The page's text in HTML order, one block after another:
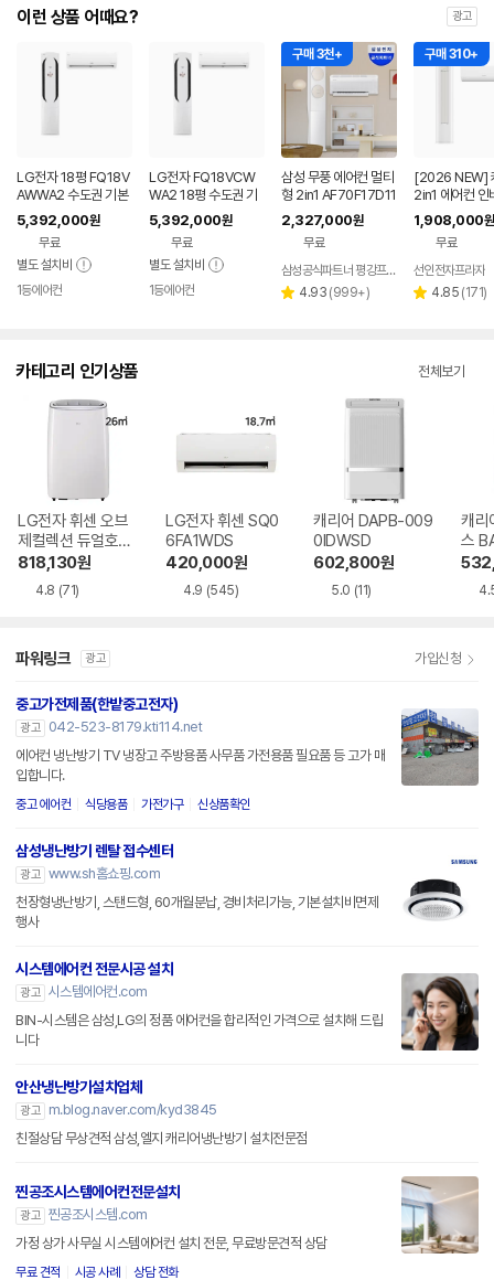
이런 상품 어때요? 광고
LG전자 18평 FQ18V
AWWA2 수도권 기본
설치 포함 투인원 에어
컨
5,392,000원
무료
별도 설치비
1등에어컨
LG전자 FQ18VCW
WA2 18평 수도권 기
본설치 포함 투인원 에
어컨
5,392,000원
무료
별도 설치비
1등에어컨
구매 3천+
삼성 무풍 에어컨 멀티
형 2in1 AF70F17D11
BRS 일반배관 전국,
기본설치비포함
2,327,000원
무료
삼성공식파트너 평강프라자
별 4.93 리
(999+)
구매 310+
[2026 NEW]
2in1 에어컨 인
등급 멀티형
+6평 투인원
치비포함
1,908,000원
무료
선인전자프라자
별 4.85 리
(171)
카테고리 인기상품 전체보기
LG전자 휘센 오브
제컬렉션 듀얼호스
PQ08FDWBS
818,130원
4.8 (71)
LG전자 휘센 SQ0
6FA1WDS
420,000원
4.9 (545)
캐리어 DAPB-009
0IDWSD
602,800원
5.0 (11)
캐리
스
파워링크 광고 가입신청
중고가전제품(한밭중고전자)
광고
042-523-8179.kti114.net
에어컨 냉난방기 TV 냉장고 주방용품 사무품 가전용품 필요품 등 고가 매
입합니다.
중고 에어컨 식당용품 가전가구 신상품확인
삼성냉난방기 렌탈 접수센터
광고 www.sh홈쇼핑.com
천장형냉난방기, 스탠드형, 60개월분납, 경비처리가능, 기본설치비면제
행사
시스템에어컨 전문시공 설치
광고 시스템에어컨.com
BIN-시스템은 삼성,LG의 정품 에어컨을 합리적인 가격으로 설치해 드립
니다
안산냉난방기설치업체
광고
m.blog.naver.com/kyd3845
친절상담 무상견적 삼성,엘지 캐리어냉난방기 설치전문점
찐공조시스템에어컨전문설치
광고 찐공조시스템.com
가정 상가 사무실 시스템에어컨 설치 전문, 무료방문견적 상담
무료 견적 시공 사례 상담 전화